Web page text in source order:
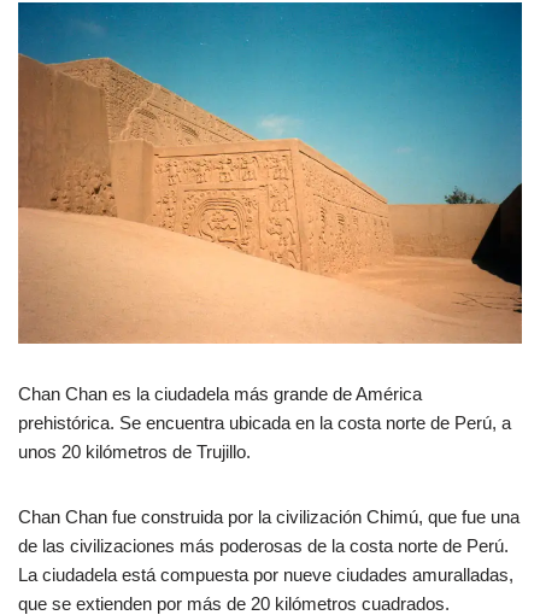
Chan Chan es la ciudadela más grande de América
prehistórica. Se encuentra ubicada en la costa norte de Perú, a
unos 20 kilómetros de Trujillo.
Chan Chan fue construida por la civilización Chimú, que fue una
de las civilizaciones más poderosas de la costa norte de Perú.
La ciudadela está compuesta por nueve ciudades amuralladas,
que se extienden por más de 20 kilómetros cuadrados.